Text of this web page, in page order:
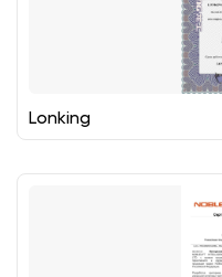
Lonking